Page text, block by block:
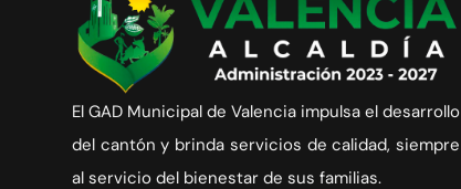
El GAD Municipal de Valencia impulsa el desarrollo
del cantón y brinda servicios de calidad, siempre
al servicio del bienestar de sus familias.